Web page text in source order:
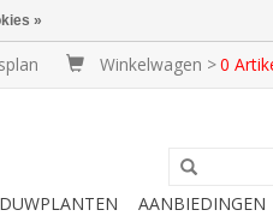
Winkelwagen >0
AANBIEDINGEN
»